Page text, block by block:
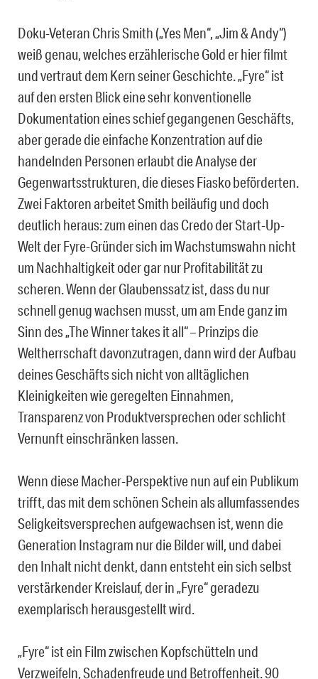
Doku-Veteran Chris Smith („Yes Men“, „Jim & Andy“)
weiß genau, welches erzählerische Gold er hier filmt
und vertraut dem Kern seiner Geschichte. „Fyre“ ist
auf den ersten Blick eine sehr konventionelle
Dokumentation eines schief gegangenen Geschäfts,
aber gerade die einfache Konzentration auf die
handelnden Personen erlaubt die Analyse der
Gegenwartsstrukturen, die dieses Fiasko beförderten.
Zwei Faktoren arbeitet Smith beiläufig und doch
deutlich heraus: zum einen das Credo der Start-Up-
Welt der Fyre-Gründer sich im Wachstumswahn nicht
um Nachhaltigkeit oder gar nur Profitabilität zu
scheren. Wenn der Glaubenssatz ist, dass du nur
schnell genug wachsen musst, um am Ende ganz im
Sinn des „The Winner takes it all“ – Prinzips die
Weltherrschaft davonzutragen, dann wird der Aufbau
deines Geschäfts sich nicht von alltäglichen
Kleinigkeiten wie geregelten Einnahmen,
Transparenz von Produktversprechen oder schlicht
Vernunft einschränken lassen.
Wenn diese Macher-Perspektive nun auf ein Publikum
trifft, das mit dem schönen Schein als allumfassendes
Seligkeitsversprechen aufgewachsen ist, wenn die
Generation Instagram nur die Bilder will, und dabei
den Inhalt nicht denkt, dann entsteht ein sich selbst
verstärkender Kreislauf, der in „Fyre“ geradezu
exemplarisch herausgestellt wird.
„Fyre“ ist ein Film zwischen Kopfschütteln und
Verzweifeln, Schadenfreude und Betroffenheit. 90